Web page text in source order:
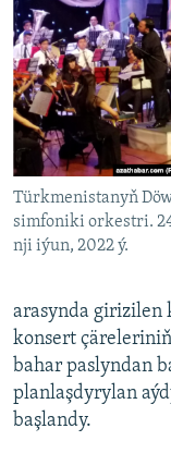
Türkmenistanyň
simfoniki orkestri.
nji iýun, 2022 ý.
arasynda girizilen
konsert
bahar paslyndan
planlaşdyrylan
başlandy.